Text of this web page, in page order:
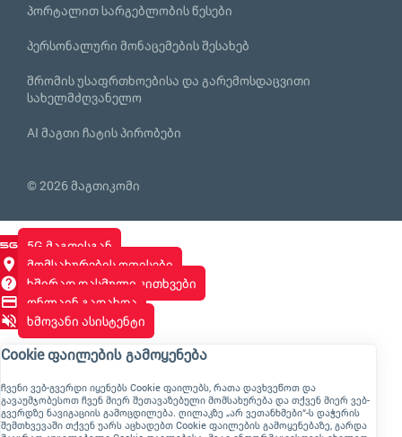
პორტალით სარგებლობის წესები
პერსონალური მონაცემების შესახებ
შრომის უსაფრთხოებისა და გარემოსდაცვითი
სახელმძღვანელო
AI მაგთი ჩატის პირობები
© 2026 მაგთიკომი
5G მაგთისგან
მომსახურების ოფისები
ხშირად დასმული კითხვები
ონლაინ გადახდა
ხმოვანი ასისტენტი
Cookie ფაილების გამოყენება
ჩვენი ვებ-გვერდი იყენებს Cookie ფაილებს, რათა დავხვეწოთ და
გავაუმჯობესოთ ჩვენ მიერ შეთავაზებული მომსახურება და თქვენ მიერ ვებ-
გვერდზე ნავიგაციის გამოცდილება. ღილაკზე „არ ვეთანხმები“-ს დაჭერის
შემთხვევაში თქვენ უარს აცხადებთ Cookie ფაილების გამოყენებაზე, გარდა